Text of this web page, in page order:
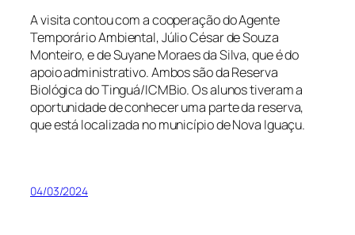
A visita contou com a cooperação do Agente
Temporário Ambiental, Júlio César de Souza
Monteiro, e de Suyane Moraes da Silva, que é do
apoio administrativo. Ambos são da Reserva
Biológica do Tinguá/ICMBio. Os alunos tiveram a
oportunidade de conhecer uma parte da reserva,
que está localizada no município de Nova Iguaçu.
04/03/2024